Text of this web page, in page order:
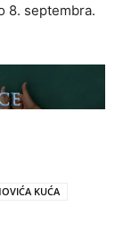
8. septembra.
KUĆA